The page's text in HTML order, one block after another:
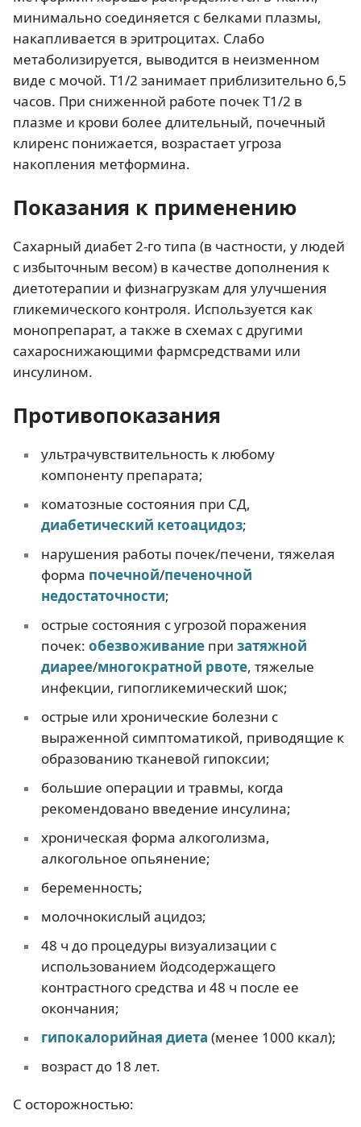
минимально соединяется с белками плазмы,
накапливается в эритроцитах. Слабо
метаболизируется, выводится в неизменном
виде с мочой. Т1/2 занимает приблизительно 6,5
часов. При сниженной работе почек Т1/2 в
плазме и крови более длительный, почечный
клиренс понижается, возрастает угроза
накопления метформина.
Показания к применению
Сахарный диабет 2-го типа (в частности, у людей
с избыточным весом) в качестве дополнения к
диетотерапии и физнагрузкам для улучшения
гликемического контроля. Используется как
монопрепарат, а также в схемах с другими
сахароснижающими фармсредствами или
инсулином.
Противопоказания
ультрачувствительность к любому
компоненту препарата;
коматозные состояния при СД,
диабетический кетоацидоз;
нарушения работы почек/печени, тяжелая
форма почечной/печеночной
недостаточности;
острые состояния с угрозой поражения
почек: обезвоживаниепри затяжной
диарее/многократной рвоте, тяжелые
инфекции, гипогликемический шок;
острые или хронические болезни с
выраженной симптоматикой, приводящие к
образованию тканевой гипоксии;
большие операции и травмы, когда
рекомендовано введение инсулина;
хроническая форма алкоголизма,
алкогольное опьянение;
беременность;
молочнокислый ацидоз;
48 ч до процедуры визуализации с
использованием йодсодержащего
контрастного средства и 48 ч после ее
окончания;
гипокалорийная диета (менее 1000 ккал);
возраст до 18 лет.
С осторожностью: